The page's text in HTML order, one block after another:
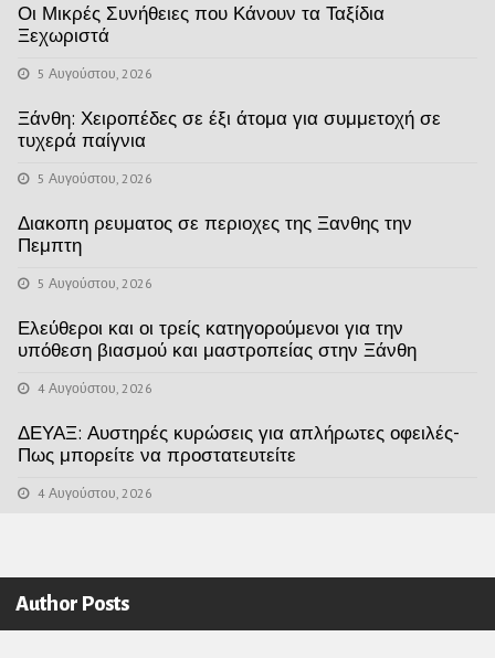
Οι Μικρές Συνήθειες που Κάνουν τα Ταξίδια
Ξεχωριστά
5 Αυγούστου, 2026
Ξάνθη: Χειροπέδες σε έξι άτομα για συμμετοχή σε
τυχερά παίγνια
5 Αυγούστου, 2026
Διακοπη ρευματος σε περιοχες της Ξανθης την
Πεμπτη
5 Αυγούστου, 2026
Ελεύθεροι και οι τρείς κατηγορούμενοι για την
υπόθεση βιασμού και μαστροπείας στην Ξάνθη
4 Αυγούστου, 2026
ΔΕΥΑΞ: Αυστηρές κυρώσεις για απλήρωτες οφειλές-
Πως μπορείτε να προστατευτείτε
4 Αυγούστου, 2026
Author Posts